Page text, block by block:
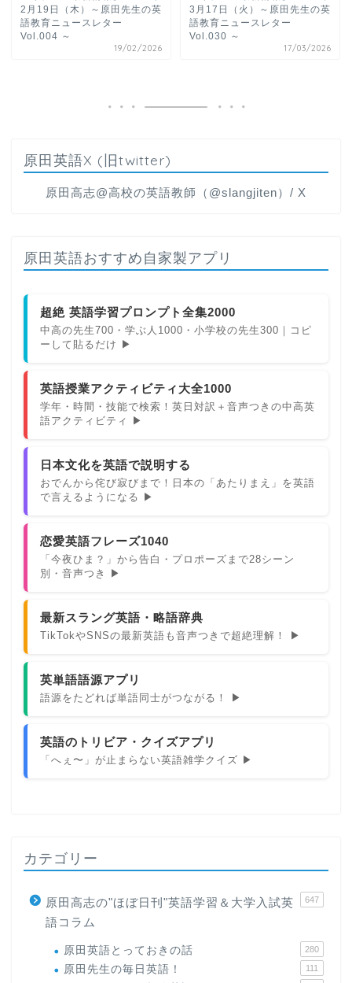
2月19日（木）～原田先生の英
語教育ニュースレター
Vol.004 ～
19/02/2026
3月17日（火）～原田先生の英
語教育ニュースレター
Vol.030 ～
17/03/2026
原田英語X (旧twitter)
原田高志@高校の英語教師（@slangjiten）/ X
原田英語おすすめ自家製アプリ
超絶 英語学習プロンプト全集2000
中高の先生700・学ぶ人1000・小学校の先生300｜コピ
ーして貼るだけ ▶
英語授業アクティビティ大全1000
学年・時間・技能で検索！英日対訳＋音声つきの中高英
語アクティビティ ▶
日本文化を英語で説明する
おでんから侘び寂びまで！日本の「あたりまえ」を英語
で言えるようになる ▶
恋愛英語フレーズ1040
「今夜ひま？」から告白・プロポーズまで28シーン
別・音声つき ▶
最新スラング英語・略語辞典
TikTokやSNSの最新英語も音声つきで超絶理解！ ▶
英単語語源アプリ
語源をたどれば単語同士がつながる！ ▶
英語のトリビア・クイズアプリ
「へぇ〜」が止まらない英語雑学クイズ ▶
カテゴリー
原田高志の"ほぼ日刊"英語学習＆大学入試英
語コラム
647
原田英語とっておきの話 280
原田先生の毎日英語！ 111